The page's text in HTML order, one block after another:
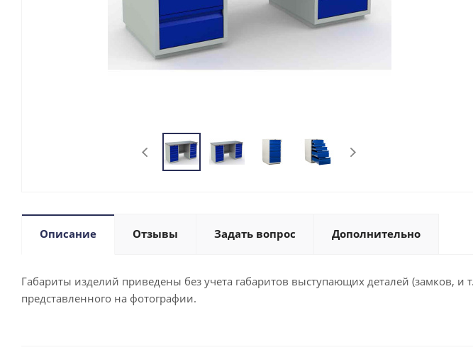
Описание Отзывы Задать вопрос Дополнительно
Габариты изделий приведены без учета габаритов выступающих деталей (замков, и
представленного на фотографии.